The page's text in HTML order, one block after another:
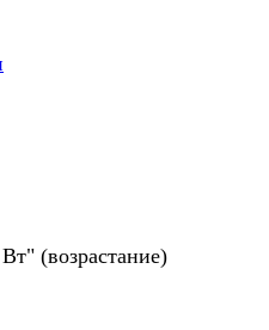
(возрастание)